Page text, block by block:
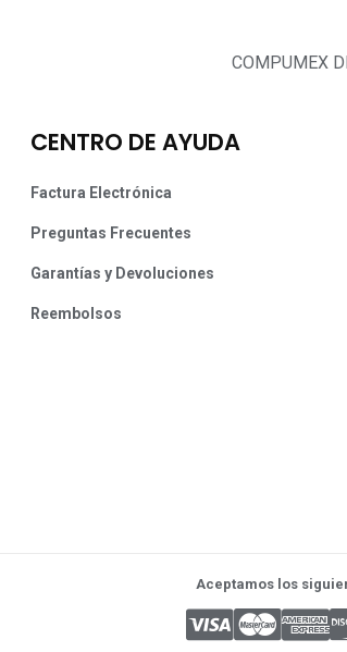
COMPUMEX
CENTRO DE AYUDA
Factura Electrónica
Preguntas Frecuentes
Garantías y Devoluciones
Reembolsos
Aceptamos los